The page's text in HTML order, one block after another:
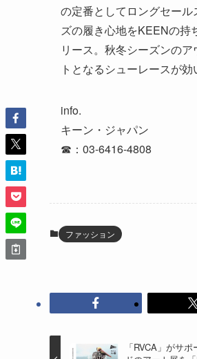
の定番としてロングセー
ズの履き心地をKEENの持
リース。秋冬シーズンの
トとなるシューレースが
info.
キーン・ジャパン
☎︎：03-6416-4808
ファッション
「RVCA」がサ